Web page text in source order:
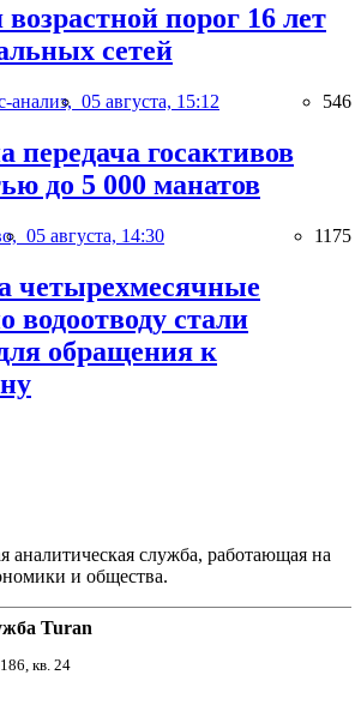
порог 16 лет
сетей
анализ, 05 августа, 15:12 546
передача госактивов
до 5 000 манатов
05 августа, 14:30 1175
четырехмесячные
водоотводу стали
обращения к
аналитическая служба, работающая на
и общества.
Turan
кв. 24